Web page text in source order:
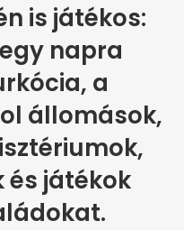
is játékos:
napra
a
állomások,
játékok